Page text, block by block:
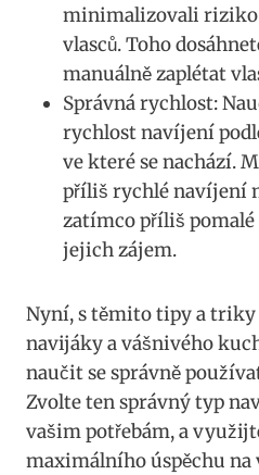
minimalizovali
vlasců. Toho
manuálně zaplétat
Správná rychlost:
rychlost ‌navíjení
ve které ⁤se nachází.
příliš rychlé navíjení
zatímco příliš⁢
jejich zájem.
Nyní, s těmito tipy a triky
navijáky a vášnivého
naučit⁣ se správně
Zvolte ten správný typ
vašim potřebám, a
maximálního úspěchu na